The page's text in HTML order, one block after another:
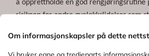
å opprettholde en god rengjøringsrutine
risikoen for andre øyelokkslidelser som
Om informasjonskapsler på dette